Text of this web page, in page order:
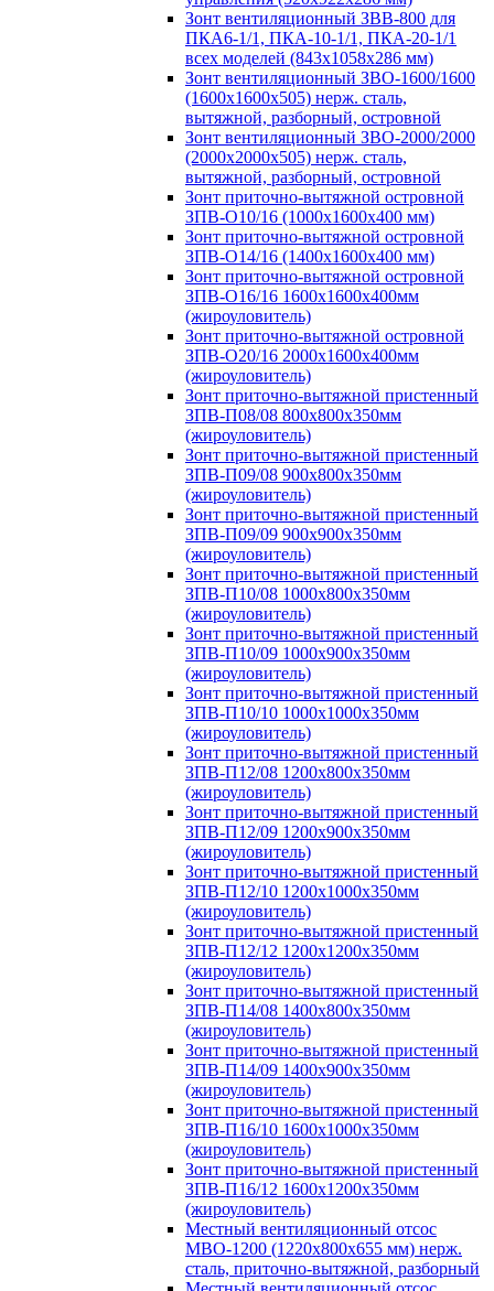
Зонт вентиляционный ЗВВ-800 для
ПКА6-1/1, ПКА-10-1/1, ПКА-20-1/1
всех моделей (843х1058х286 мм)
Зонт вентиляционный ЗВО-1600/1600
(1600х1600х505) нерж. сталь,
вытяжной, разборный, островной
Зонт вентиляционный ЗВО-2000/2000
(2000х2000х505) нерж. сталь,
вытяжной, разборный, островной
Зонт приточно-вытяжной островной
ЗПВ-О10/16 (1000х1600х400 мм)
Зонт приточно-вытяжной островной
ЗПВ-О14/16 (1400х1600х400 мм)
Зонт приточно-вытяжной островной
ЗПВ-О16/16 1600х1600х400мм
(жироуловитель)
Зонт приточно-вытяжной островной
ЗПВ-О20/16 2000х1600х400мм
(жироуловитель)
Зонт приточно-вытяжной пристенный
ЗПВ-П08/08 800х800х350мм
(жироуловитель)
Зонт приточно-вытяжной пристенный
ЗПВ-П09/08 900х800х350мм
(жироуловитель)
Зонт приточно-вытяжной пристенный
ЗПВ-П09/09 900х900х350мм
(жироуловитель)
Зонт приточно-вытяжной пристенный
ЗПВ-П10/08 1000х800х350мм
(жироуловитель)
Зонт приточно-вытяжной пристенный
ЗПВ-П10/09 1000х900х350мм
(жироуловитель)
Зонт приточно-вытяжной пристенный
ЗПВ-П10/10 1000х1000х350мм
(жироуловитель)
Зонт приточно-вытяжной пристенный
ЗПВ-П12/08 1200х800х350мм
(жироуловитель)
Зонт приточно-вытяжной пристенный
ЗПВ-П12/09 1200х900х350мм
(жироуловитель)
Зонт приточно-вытяжной пристенный
ЗПВ-П12/10 1200х1000х350мм
(жироуловитель)
Зонт приточно-вытяжной пристенный
ЗПВ-П12/12 1200х1200х350мм
(жироуловитель)
Зонт приточно-вытяжной пристенный
ЗПВ-П14/08 1400х800х350мм
(жироуловитель)
Зонт приточно-вытяжной пристенный
ЗПВ-П14/09 1400х900х350мм
(жироуловитель)
Зонт приточно-вытяжной пристенный
ЗПВ-П16/10 1600х1000х350мм
(жироуловитель)
Зонт приточно-вытяжной пристенный
ЗПВ-П16/12 1600х1200х350мм
(жироуловитель)
Местный вентиляционный отсос
МВО-1200 (1220х800х655 мм) нерж.
сталь, приточно-вытяжной, разборный